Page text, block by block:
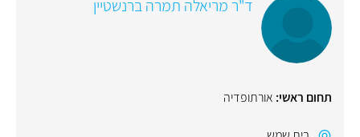
ד"ר מריאלה תמרה ברנשטיין
תחום ראשי: אורתופדיה